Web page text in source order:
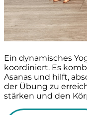
Ein dynamisches
koordiniert. Es
Asanas und hilft,
der Übung zu
stärken und den